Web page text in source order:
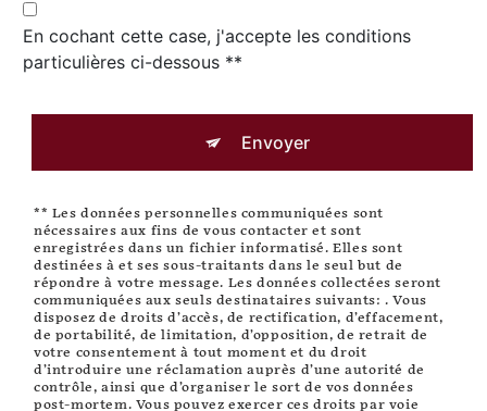
En cochant cette case, j'accepte les conditions
particulières ci-dessous **
Envoyer
** Les données personnelles communiquées sont
nécessaires aux fins de vous contacter et sont
enregistrées dans un fichier informatisé. Elles sont
destinées à et ses sous-traitants dans le seul but de
répondre à votre message. Les données collectées seront
communiquées aux seuls destinataires suivants: . Vous
disposez de droits d’accès, de rectification, d’effacement,
de portabilité, de limitation, d’opposition, de retrait de
votre consentement à tout moment et du droit
d’introduire une réclamation auprès d’une autorité de
contrôle, ainsi que d’organiser le sort de vos données
post-mortem. Vous pouvez exercer ces droits par voie